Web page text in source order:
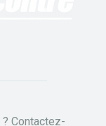
Contactez-